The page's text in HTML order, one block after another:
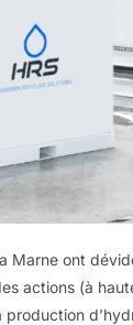
ont
actions (à
production